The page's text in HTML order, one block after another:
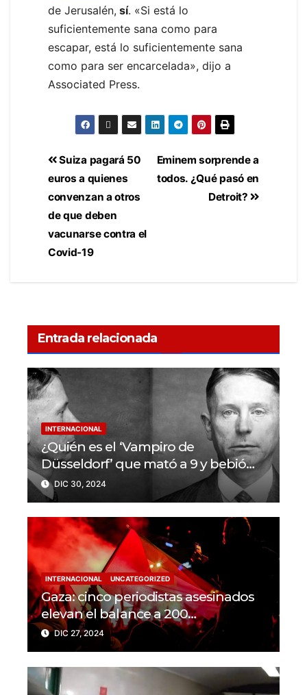
de Jerusalén, sí. «Si está lo
suficientemente sana como para
escapar, está lo suficientemente sana
como para ser encarcelada», dijo a
Associated Press.
Eminem sorprende a
todos. ¿Qué pasó en
Detroit?
Suiza pagará 50
euros a quienes
convenzan a otros
de que deben
vacunarse contra el
Covid-19
Entrada relacionada
INTERNACIONAL
¿Quién es el ‘Vampiro de
Düsseldorf’ que mató a 9 y bebió
sangre de sus víctimas?
DIC 30, 2024
INTERNACIONAL UNCATEGORIZED
Gaza: cinco periodistas asesinados
elevan el balance a 200
trabajadores de la prensa muertos
en 2024
DIC 27, 2024